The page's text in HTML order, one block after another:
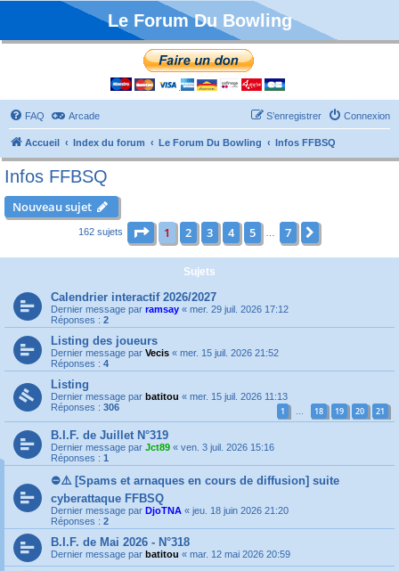
Le Forum Du Bowling
FAQ Arcade Connexion
S’enregistrer
Accueil Index du forum Le Forum Du Bowling Infos FFBSQ
Infos FFBSQ
Nouveau sujet
162 sujets Page sur7
1 2 3 4 5 7
Sujets
Calendrier interactif 2026/2027
Dernier message par ramsay « mer. 29 juil. 2026 17:12
Réponses : 2
Listing des joueurs
Dernier message par Vecis « mer. 15 juil. 2026 21:52
Réponses : 4
Listing
Dernier message par batitou « mer. 15 juil. 2026 11:13
Réponses : 306 1 … 18 19 20 21
B.I.F. de Juillet N°319
Dernier message par Jct89 « ven. 3 juil. 2026 15:16
Réponses : 1
⛔️⚠️ [Spams et arnaques en cours de diffusion] suite
cyberattaque FFBSQ
Dernier message par DjoTNA « jeu. 18 juin 2026 21:20
Réponses : 2
B.I.F. de Mai 2026 - N°318
Dernier message par batitou « mar. 12 mai 2026 20:59